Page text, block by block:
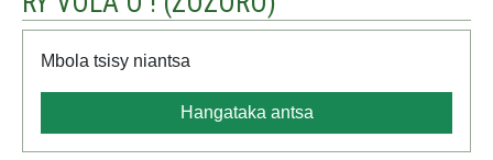
Mbola tsisy niantsa
Hangataka antsa